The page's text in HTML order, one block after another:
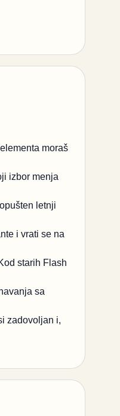
moraš
izbor menja
letnji
i vrati se na
starih Flash
sa
zadovoljan i,